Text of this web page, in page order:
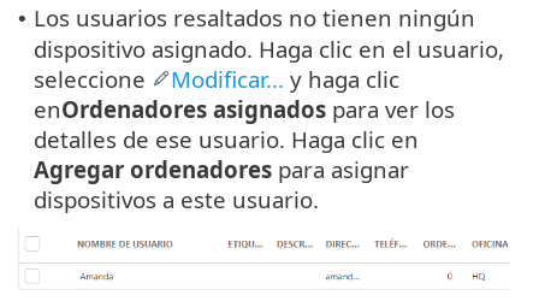
• Los usuarios resaltados no tienen ningún
dispositivo asignado. Haga clic en el usuario,
seleccione
Modificar... y haga clic
enOrdenadores asignados para ver los
detalles de ese usuario. Haga clic en
Agregar ordenadores para asignar
dispositivos a este usuario.